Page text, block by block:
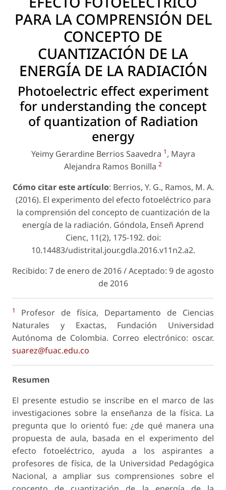
PARA LA COMPRENSIÓN DEL
CONCEPTO DE
CUANTIZACIÓN DE LA
ENERGÍA DE LA RADIACIÓN
Photoelectric effect experiment
for understanding the concept
of quantization of Radiation
energy
Yeimy Gerardine Berrios Saavedra 1, Mayra
Alejandra Ramos Bonilla 2
Cómo citar este artículo: Berrios, Y. G., Ramos, M. A.
(2016). El experimento del efecto fotoeléctrico para
la comprensión del concepto de cuantización de la
energía de la radiación. Góndola, Enseñ Aprend
Cienc, 11(2), 175-192. doi:
10.14483/udistrital.jour.gdla.2016.v11n2.a2.
Recibido: 7 de enero de 2016 / Aceptado: 9 de agosto
de 2016
1
Profesor de física, Departamento de Ciencias
Naturales y Exactas, Fundación Universidad
Autónoma de Colombia. Correo electrónico: oscar.
suarez@fuac.edu.co
Resumen
El presente estudio se inscribe en el marco de las
investigaciones sobre la enseñanza de la física. La
pregunta que lo orientó fue: ¿de qué manera una
propuesta de aula, basada en el experimento del
efecto fotoeléctrico, ayuda a los aspirantes a
profesores de física, de la Universidad Pedagógica
Nacional, a ampliar sus comprensiones sobre el